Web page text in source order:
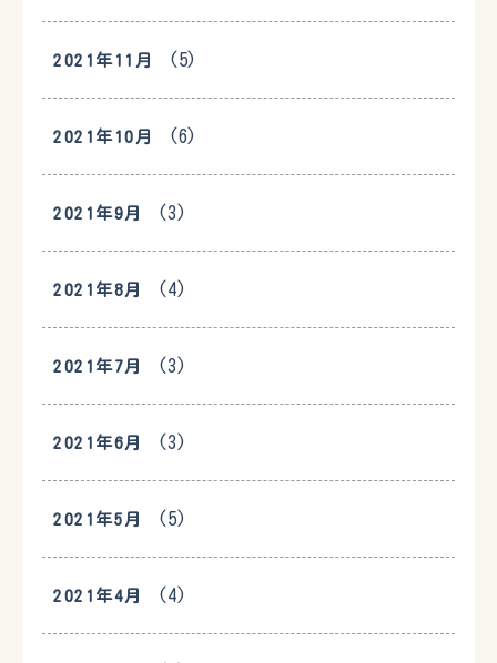
2021年11月 (5)
2021年10月 (6)
2021年9月 (3)
2021年8月 (4)
2021年7月 (3)
2021年6月 (3)
2021年5月 (5)
2021年4月 (4)